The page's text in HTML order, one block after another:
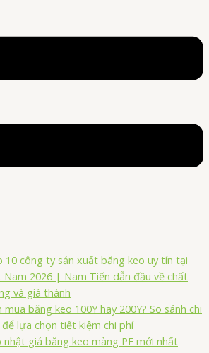
10 công ty sản xuất băng keo uy tín tại
Nam 2026 | Nam Tiến dẫn đầu về chất
và giá thành
mua băng keo 100Y hay 200Y? So sánh chi
lựa chọn tiết kiệm chi phí
nhật giá băng keo màng PE mới nhất